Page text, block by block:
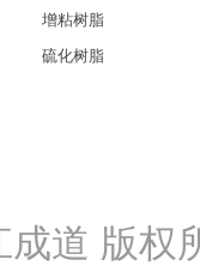
增粘树脂
硫化树脂
道 版权